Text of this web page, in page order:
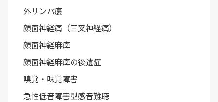
外リンパ瘻
顔面神経痛（三叉神経痛）
顔面神経麻痺
顔面神経麻痺の後遺症
嗅覚・味覚障害
急性低音障害型感音難聴